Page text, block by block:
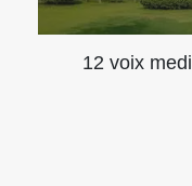
12 voix